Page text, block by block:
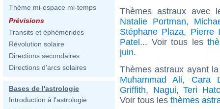
Thème mi-espace mi-temps
Prévisions
Transits et éphémérides
Révolution solaire
Directions secondaires
Directions d'arcs solaires
Bases de l'astrologie
Introduction à l'astrologie
Thèmes astraux avec
Natalie Portman,
Stéphane Plaza, Pierre
Patel... Voir tous les
juin.
Thèmes astraux ayant
Muhammad Ali, Cara
Griffith, Nagui,Teri
Voir tous les thèmes